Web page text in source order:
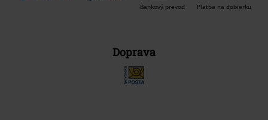
Bankový prevod Platba na dobierku
Doprava